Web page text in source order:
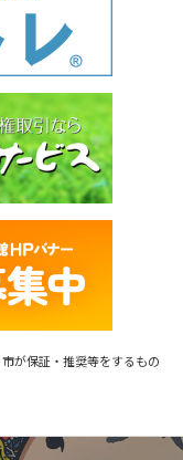
が保証・推奨等をするもの